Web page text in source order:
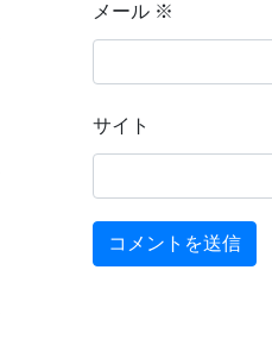
メール ※
サイト